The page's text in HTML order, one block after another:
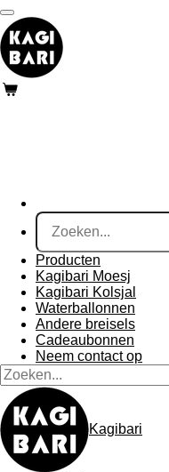
Ga
direct
naar
de
hoofdinhoud
Producten
Kagibari Moesj
Kagibari Kolsjal
Waterballonnen
Andere breisels
Cadeaubonnen
Neem contact op
Kagibari